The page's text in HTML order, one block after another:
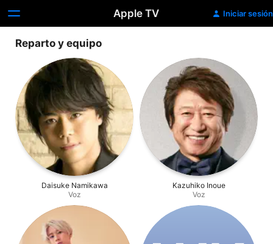
Apple TV Iniciar sesión
Reparto y equipo
Daisuke Namikawa
Voz
Kazuhiko Inoue
Voz